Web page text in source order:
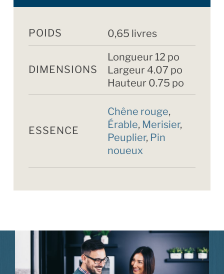
POIDS 0,65 livres
DIMENSIONS
Longueur 12 po
Largeur 4.07 po
Hauteur 0.75 po
ESSENCE
Chêne rouge,
Érable, Merisier,
Peuplier, Pin
noueux